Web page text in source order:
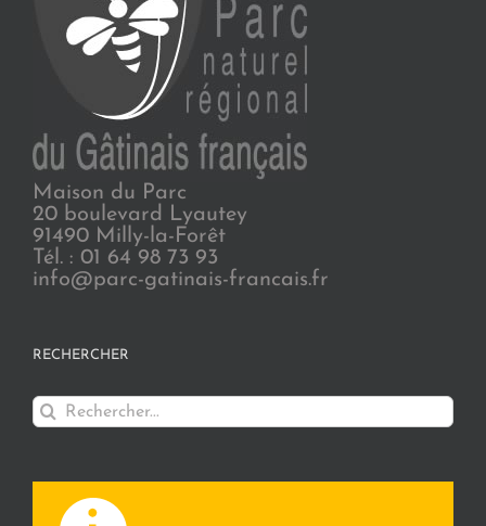
Maison du Parc
20 boulevard Lyautey
91490 Milly-la-Forêt
Tél. : 01 64 98 73 93
info@parc-gatinais-francais.fr
RECHERCHER
Rechercher: